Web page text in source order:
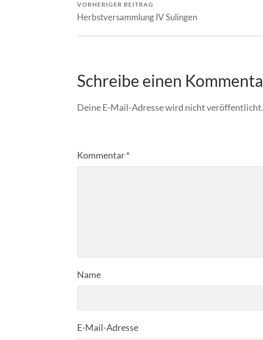
VORHERIGER BEITRAG
Herbstversammlung IV Sulingen
Schreibe einen
Deine E-Mail-Adresse wird nicht veröffentlicht.
Kommentar*
Name
E-Mail-Adresse